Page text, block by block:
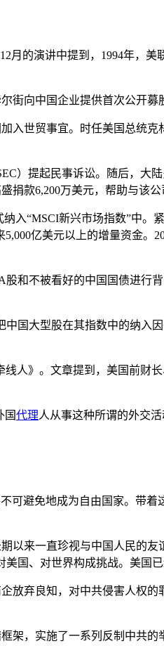
的演讲中提到，1994年，
向中国企业提供首次公开募
入世贸事宜。时任美国总统
）提起民事诉讼。随后，大
款6,200万美元，帮助与该
入“MSCI新兴市场指数”中。
亿美元以上的增量资金。
和不被看好的中国国债进行
国大型股在其指数中的纳入
人》。文章提到，美国前财
国代理人从事这种所谓的外交
可避免地成为自由国家。带
以来一直珍视与中国人民的
国、对世界构成挑战。美国
弃良知，对中共侵害人权
，实施了一系列反制中共